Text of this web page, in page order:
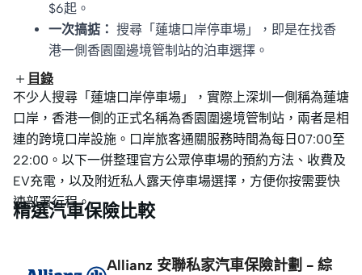
$6起。
一次搞掂： 搜尋「蓮塘口岸停車場」，即是在找香
港一側香園圍邊境管制站的泊車選擇。
目錄
不少人搜尋「蓮塘口岸停車場」，實際上深圳一側稱為蓮塘
口岸，香港一側的正式名稱為香園圍邊境管制站，兩者是相
連的跨境口岸設施。口岸旅客通關服務時間為每日07:00至
22:00。以下一併整理官方公眾停車場的預約方法、收費及
EV充電，以及附近私人露天停車場選擇，方便你按需要快
速部署行程。
精選汽車保險比較
Allianz 安聯私家汽車保險計劃 - 綜